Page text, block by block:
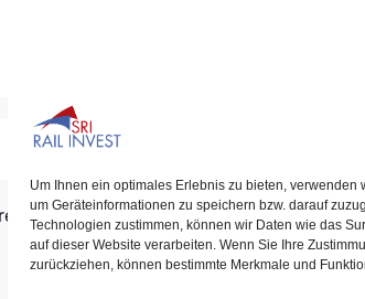
Um Ihnen ein optimales Erlebnis zu bieten, verwenden
um Geräteinformationen zu speichern bzw. darauf
Technologien zustimmen, können wir Daten wie das
auf dieser Website verarbeiten. Wenn Sie Ihre
zurückziehen, können bestimmte Merkmale und
sind deaktiviert